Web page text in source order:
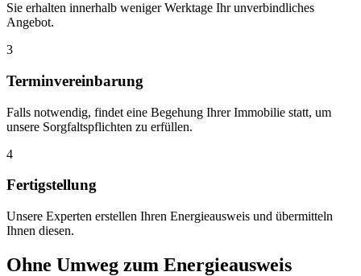
Sie erhalten innerhalb weniger Werktage Ihr unverbindliches
Angebot.
3
Terminvereinbarung
Falls notwendig, findet eine Begehung Ihrer Immobilie statt, um
unsere Sorgfaltspflichten zu erfüllen.
4
Fertigstellung
Unsere Experten erstellen Ihren Energieausweis und übermitteln
Ihnen diesen.
Ohne Umweg zum Energieausweis